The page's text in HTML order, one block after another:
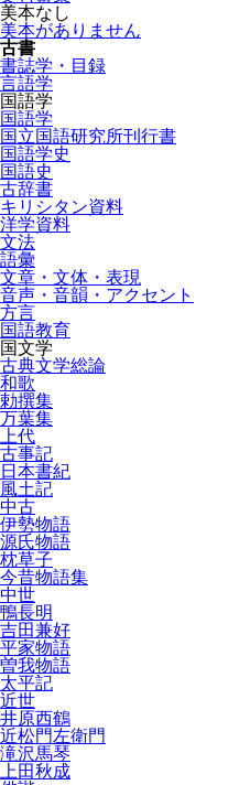
美本なし
美本がありません
古書
書誌学・目録
言語学
国語学
国語学
国立国語研究所刊行書
国語学史
国語史
古辞書
キリシタン資料
洋学資料
文法
語彙
文章・文体・表現
音声・音韻・アクセント
方言
国語教育
国文学
古典文学総論
和歌
勅撰集
万葉集
上代
古事記
日本書紀
風土記
中古
伊勢物語
源氏物語
枕草子
今昔物語集
中世
鴨長明
吉田兼好
平家物語
曽我物語
太平記
近世
井原西鶴
近松門左衛門
滝沢馬琴
上田秋成